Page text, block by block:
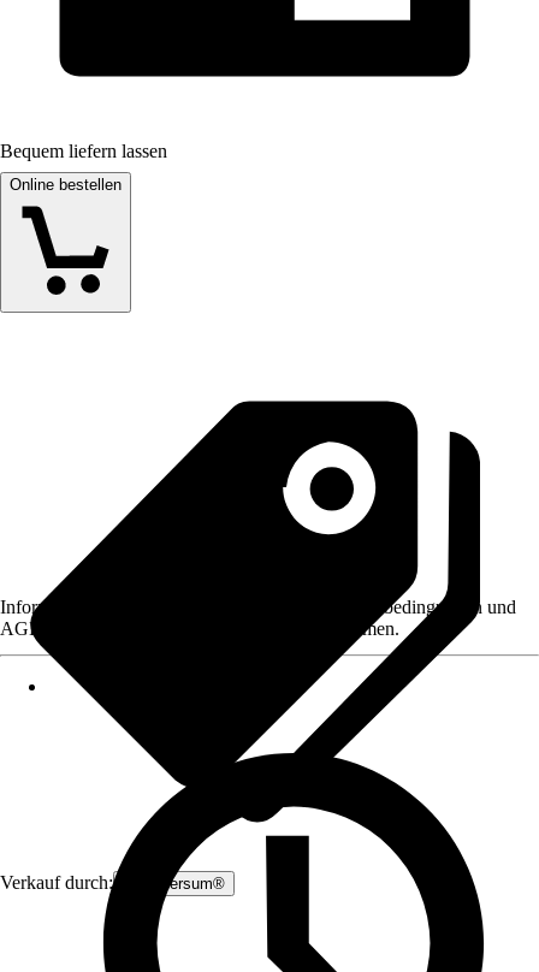
Bequem liefern lassen
Online bestellen
Verkauf durch: Zauniversum®
Informationen des Verkäufers, wie z. B. Rückgabebedingungen und
AGB, finden Sie bei Klick auf den Verkäufernamen.